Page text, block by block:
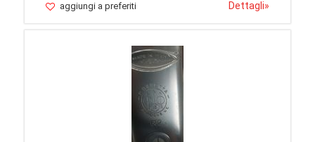
aggiungi a preferiti Dettagli»